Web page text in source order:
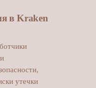
в Kraken
утечки